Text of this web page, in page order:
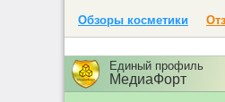
Обзоры косметики
Единый профиль
МедиаФорт